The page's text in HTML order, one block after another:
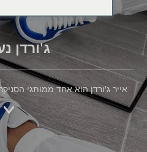
ג'ורדן
אייר ג'ורדן הוא אחד ממותגי